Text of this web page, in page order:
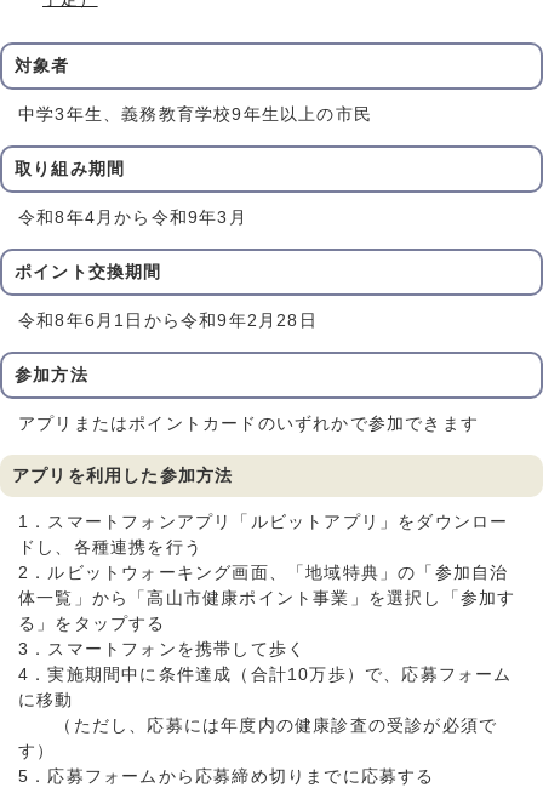
対象者
中学3年生、義務教育学校9年生以上の市民
取り組み期間
令和8年4月から令和9年3月
ポイント交換期間
令和8年6月1日から令和9年2月28日
参加方法
アプリまたはポイントカードのいずれかで参加できます
アプリを利用した参加方法
1．スマートフォンアプリ「ルビットアプリ」をダウンロー
ドし、各種連携を行う
2．ルビットウォーキング画面、「地域特典」の「参加自治
体一覧」から「高山市健康ポイント事業」を選択し「参加す
る」をタップする
3．スマートフォンを携帯して歩く
4．実施期間中に条件達成（合計10万歩）で、応募フォーム
に移動
（ただし、応募には年度内の健康診査の受診が必須で
す）
5．応募フォームから応募締め切りまでに応募する